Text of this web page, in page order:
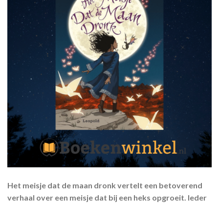
Het meisje dat de maan dronk vertelt een betoverend
verhaal over een meisje dat bij een heks opgroeit. Ieder